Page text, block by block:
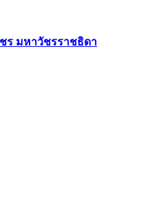
ร มหาวัชรราชธิดา